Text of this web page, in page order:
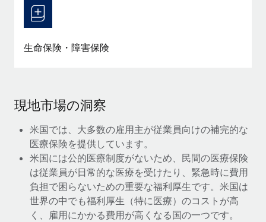
生命保険・障害保険
現地市場の洞察
米国では、大多数の雇用主が従業員向けの補完的な
医療保険を提供しています。
米国には公的医療制度がないため、民間の医療保険
は従業員が日常的な医療を受けたり、緊急時に費用
負担で困らないための重要な福利厚生です。米国は
世界の中でも福利厚生（特に医療）のコストが高
く、雇用にかかる費用が高くなる国の一つです。